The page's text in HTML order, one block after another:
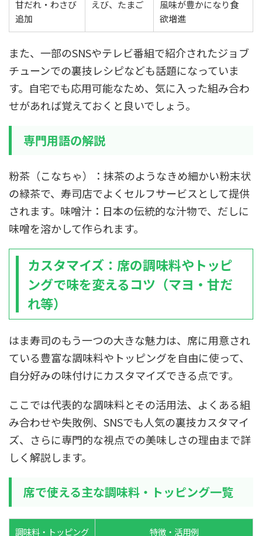
甘だれ・わさび
追加
えび、たまご
風味が豊かになり食
欲増進
また、一部のSNSやテレビ番組で紹介されたジョブ
チューンでの裏技レシピなども話題になっていま
す。自宅でも応用可能なため、気に入った組み合わ
せがあれば覚えておくと良いでしょう。
専門用語の解説
粉茶（こなちゃ）：抹茶のようなきめ細かい粉末状
の緑茶で、寿司店でよくセルフサービスとして提供
されます。味噌汁：日本の伝統的な汁物で、だしに
味噌を溶かして作られます。
カスタマイズ：席の調味料やトッピ
ングで味を変えるコツ（マヨ・甘だ
れ等）
はま寿司のもう一つの大きな魅力は、席に用意され
ている豊富な調味料やトッピングを自由に使って、
自分好みの味付けにカスタマイズできる点です。
ここでは代表的な調味料とその活用法、よくある組
み合わせや失敗例、SNSでも人気の裏技カスタマイ
ズ、さらに専門的な視点での美味しさの理由まで詳
しく解説します。
席で使える主な調味料・トッピング一覧
調味料・トッピング 特徴・活用例